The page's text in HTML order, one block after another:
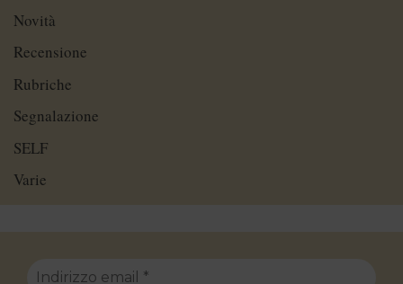
Novità
Recensione
Rubriche
Segnalazione
SELF
Varie